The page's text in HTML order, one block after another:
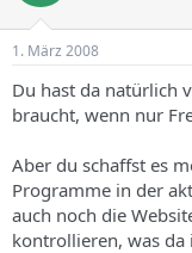
1. März 2008
Du hast da natürlich
braucht, wenn nur
Aber du schaffst es
Programme in der
auch noch die
kontrollieren, was da